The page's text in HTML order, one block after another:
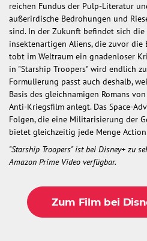
reichen Fundus der Pulp-Literatur
außerirdische Bedrohungen und
sind. In der Zukunft befindet sich
insektenartigen Aliens, die zuvor die
tobt im Weltraum ein gnadenloser
in "Starship Troopers" wird endlich
Formulierung passt auch deshalb,
Basis des gleichnamigen Romans
Anti-Kriegsfilm anlegt. Das Space-
Folgen, die eine Militarisierung der
bietet gleichzeitig jede Menge
"Starship Troopers" ist bei Disney+ zu
Amazon Prime Video verfügbar.
Zum Film bei